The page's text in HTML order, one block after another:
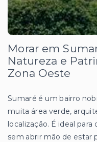
Morar em
Natureza e
Zona Oeste
Sumaré é um bairro
muita área verde,
localização. É ideal
sem abrir mão de estar